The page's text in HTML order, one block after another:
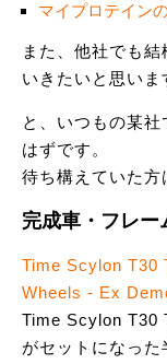
マイプロテイン
また、他社でも
いきたいと思いま
と、いつもの某
はずです。
待ち構えていた方
完成車・フレー
Time Scylon T30
Wheels - Ex
Time Scylon T30
がセットになっ